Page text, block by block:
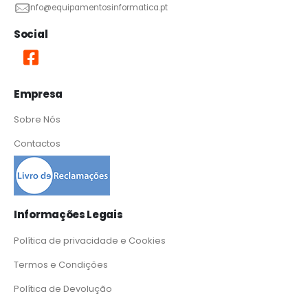
info@equipamentosinformatica.pt
Social
Empresa
Sobre Nós
Contactos
Informações Legais
Política de privacidade e Cookies
Termos e Condições
Política de Devolução